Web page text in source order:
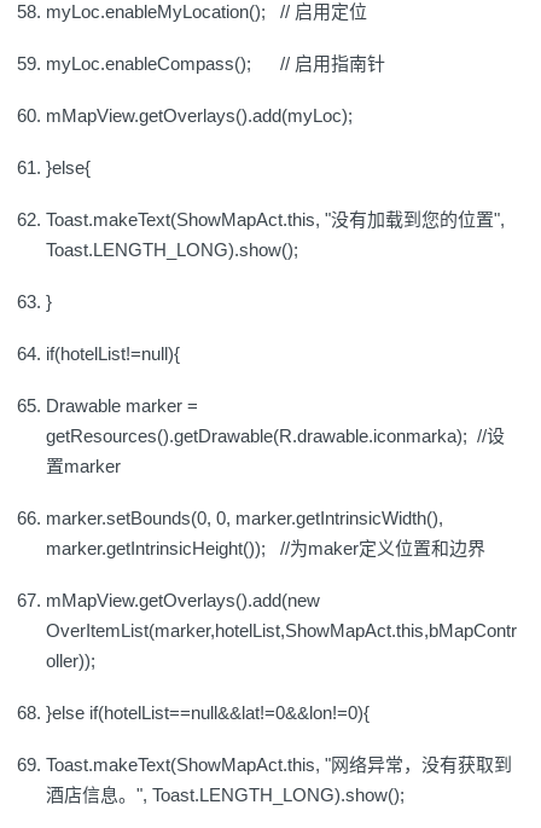
myLoc.enableMyLocation(); // 启用定位
myLoc.enableCompass(); // 启用指南针
mMapView.getOverlays().add(myLoc);
}else{
Toast.makeText(ShowMapAct.this, "没有加载到您的位置",
Toast.LENGTH_LONG).show();
}
if(hotelList!=null){
Drawable marker =
getResources().getDrawable(R.drawable.iconmarka); //设
置marker
marker.setBounds(0, 0, marker.getIntrinsicWidth(),
marker.getIntrinsicHeight()); //为maker定义位置和边界
mMapView.getOverlays().add(new
OverItemList(marker,hotelList,ShowMapAct.this,bMapContr
oller));
}else if(hotelList==null&&lat!=0&&lon!=0){
Toast.makeText(ShowMapAct.this, "网络异常，没有获取到
酒店信息。", Toast.LENGTH_LONG).show();